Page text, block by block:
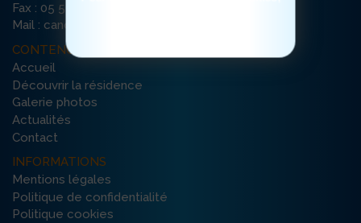
Fax : 05 56 79 35 74
Mail : canopee-bordeaux@ehpad-sedna.fr
CONTENU DU SITE
Accueil
Découvrir la résidence
Galerie photos
Actualités
Contact
INFORMATIONS
Mentions légales
Politique de confidentialité
Politique cookies